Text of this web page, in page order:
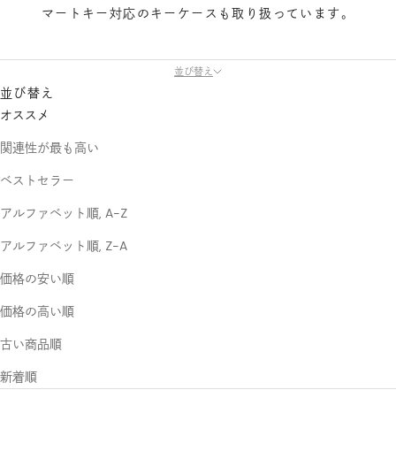
マートキー対応のキーケースも取り扱っています。
並び替え
並び替え
オススメ
関連性が最も高い
ベストセラー
アルファベット順, A-Z
アルファベット順, Z-A
価格の安い順
価格の高い順
古い商品順
新着順